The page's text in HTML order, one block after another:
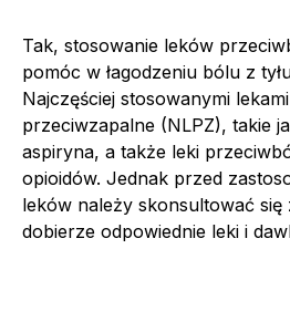
Tak, stosowanie leków
pomóc w łagodzeniu bólu z
Najczęściej stosowanymi
przeciwzapalne (NLPZ), takie
aspiryna, a także leki
opioidów. Jednak przed
leków należy skonsultować
dobierze odpowiednie leki i